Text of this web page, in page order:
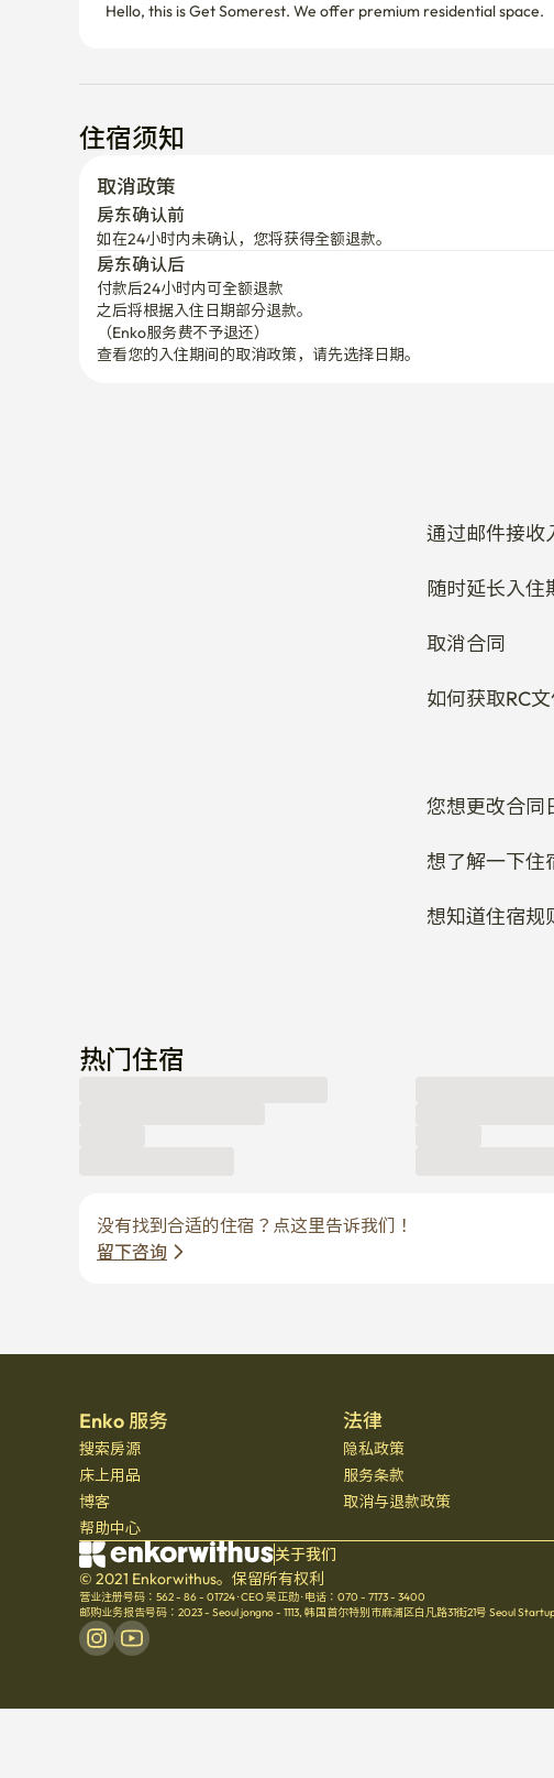
Hello, this is Get Somerest. We offer premium residential space.
住宿须知
取消政策
房东确认前
如在24小时内未确认，您将获得全额退款。
房东确认后
付款后24小时内可全额退款
之后将根据入住日期部分退款。
（Enko服务费不予退还）
查看您的入住期间的取消政策，请先选择日期。
通过邮件接收
随时延长入住
取消合同
如何获取RC文
您想更改合同
想了解一下住
想知道住宿规
热门住宿
没有找到合适的住宿？点这里告诉我们！
留下咨询
Enko 服务
搜索房源
床上用品
博客
帮助中心
法律
隐私政策
服务条款
取消与退款政策
关于我们
© 2021 Enkorwithus。保留所有权利
营业注册号码：562 - 86 - 01724·CEO 吴正勋· 电话：070 - 7173 - 3400
邮购业务报告号码：2023 - Seoul jongno - 1113, 韩国首尔特别市麻浦区白凡路31街21号 Seoul